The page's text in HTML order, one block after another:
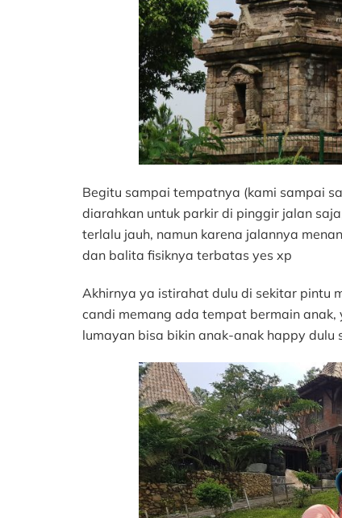
Begitu sampai tempatnya (kami sampai
diarahkan untuk parkir di pinggir jalan
terlalu jauh, namun karena jalannya
dan balita fisiknya terbatas yes xp
Akhirnya ya istirahat dulu di sekitar pintu
candi memang ada tempat bermain
lumayan bisa bikin anak-anak happy